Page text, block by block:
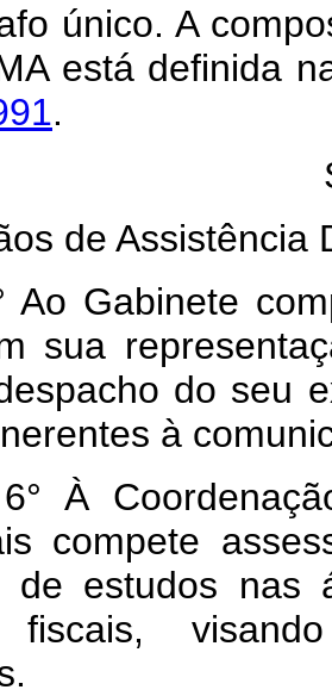
único. A
está definida
.
de Assistência
Ao Gabinete
sua
do seu
à
À
compete
de estudos nas
fiscais,